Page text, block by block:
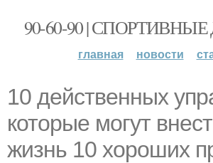
90-60-90 |
главная новости
10 действенных
которые могут
жизнь 10 хороших